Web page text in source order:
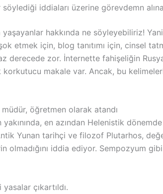
iddiaları üzerine görevdemn
hakkında ne söyleyebiliriz!
etmek için, blog tanıtımı için, cinsel
derecede zor. İnternette fahişeliğin
makale var. Ancak, bu kelimeleri
öğretmen olarak atandı
yakınında, en azından Helenistik
Yunan tarihçi ve filozof Plutarhos,
olmadığını iddia ediyor. Sempozyum
çıkartıldı.